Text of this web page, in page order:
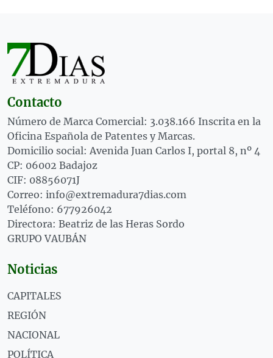
Contacto
Número de Marca Comercial: 3.038.166 Inscrita en la
Oficina Española de Patentes y Marcas.
Domicilio social: Avenida Juan Carlos I, portal 8, nº 4
CP: 06002 Badajoz
CIF: 08856071J
Correo: info@extremadura7dias.com
Teléfono: 677926042
Directora: Beatriz de las Heras Sordo
GRUPO VAUBÁN
Noticias
CAPITALES
REGIÓN
NACIONAL
POLÍTICA